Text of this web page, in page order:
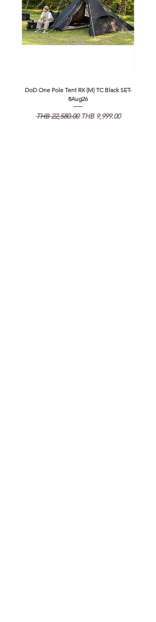
DoD One Pole Tent RX (M) TC Black SET-
8Aug26
Regular Price
THB 22,580.00 Sale Price
THB 9,999.00